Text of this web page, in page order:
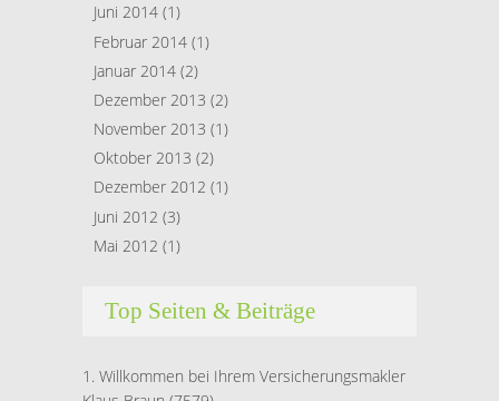
Juni 2014 (1)
Februar 2014 (1)
Januar 2014 (2)
Dezember 2013 (2)
November 2013 (1)
Oktober 2013 (2)
Dezember 2012 (1)
Juni 2012 (3)
Mai 2012 (1)
Top Seiten & Beiträge
Willkommen bei Ihrem Versicherungsmakler